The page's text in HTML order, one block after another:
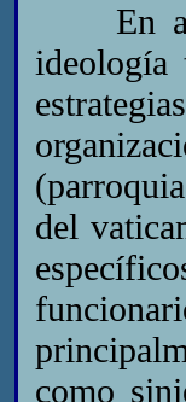
En
ideología
del
como